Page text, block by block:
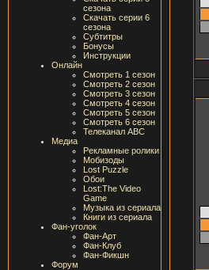
сезона
Скачать серии 6
сезона
Субтитры
Бонусы
Инструкции
Онлайн
Смотреть 1 сезон
Смотреть 2 сезон
Смотреть 3 сезон
Смотреть 4 сезон
Смотреть 5 сезон
Смотреть 6 сезон
Телеканал ABC
Медиа
Рекламные ролики
Мобизоды
Lost Puzzle
Обои
Lost:The Video
Game
Музыка из сериала
Книги из сериала
Фан-уголок
Фан-Арт
Фан-Клуб
Фан-Фикшн
Форум